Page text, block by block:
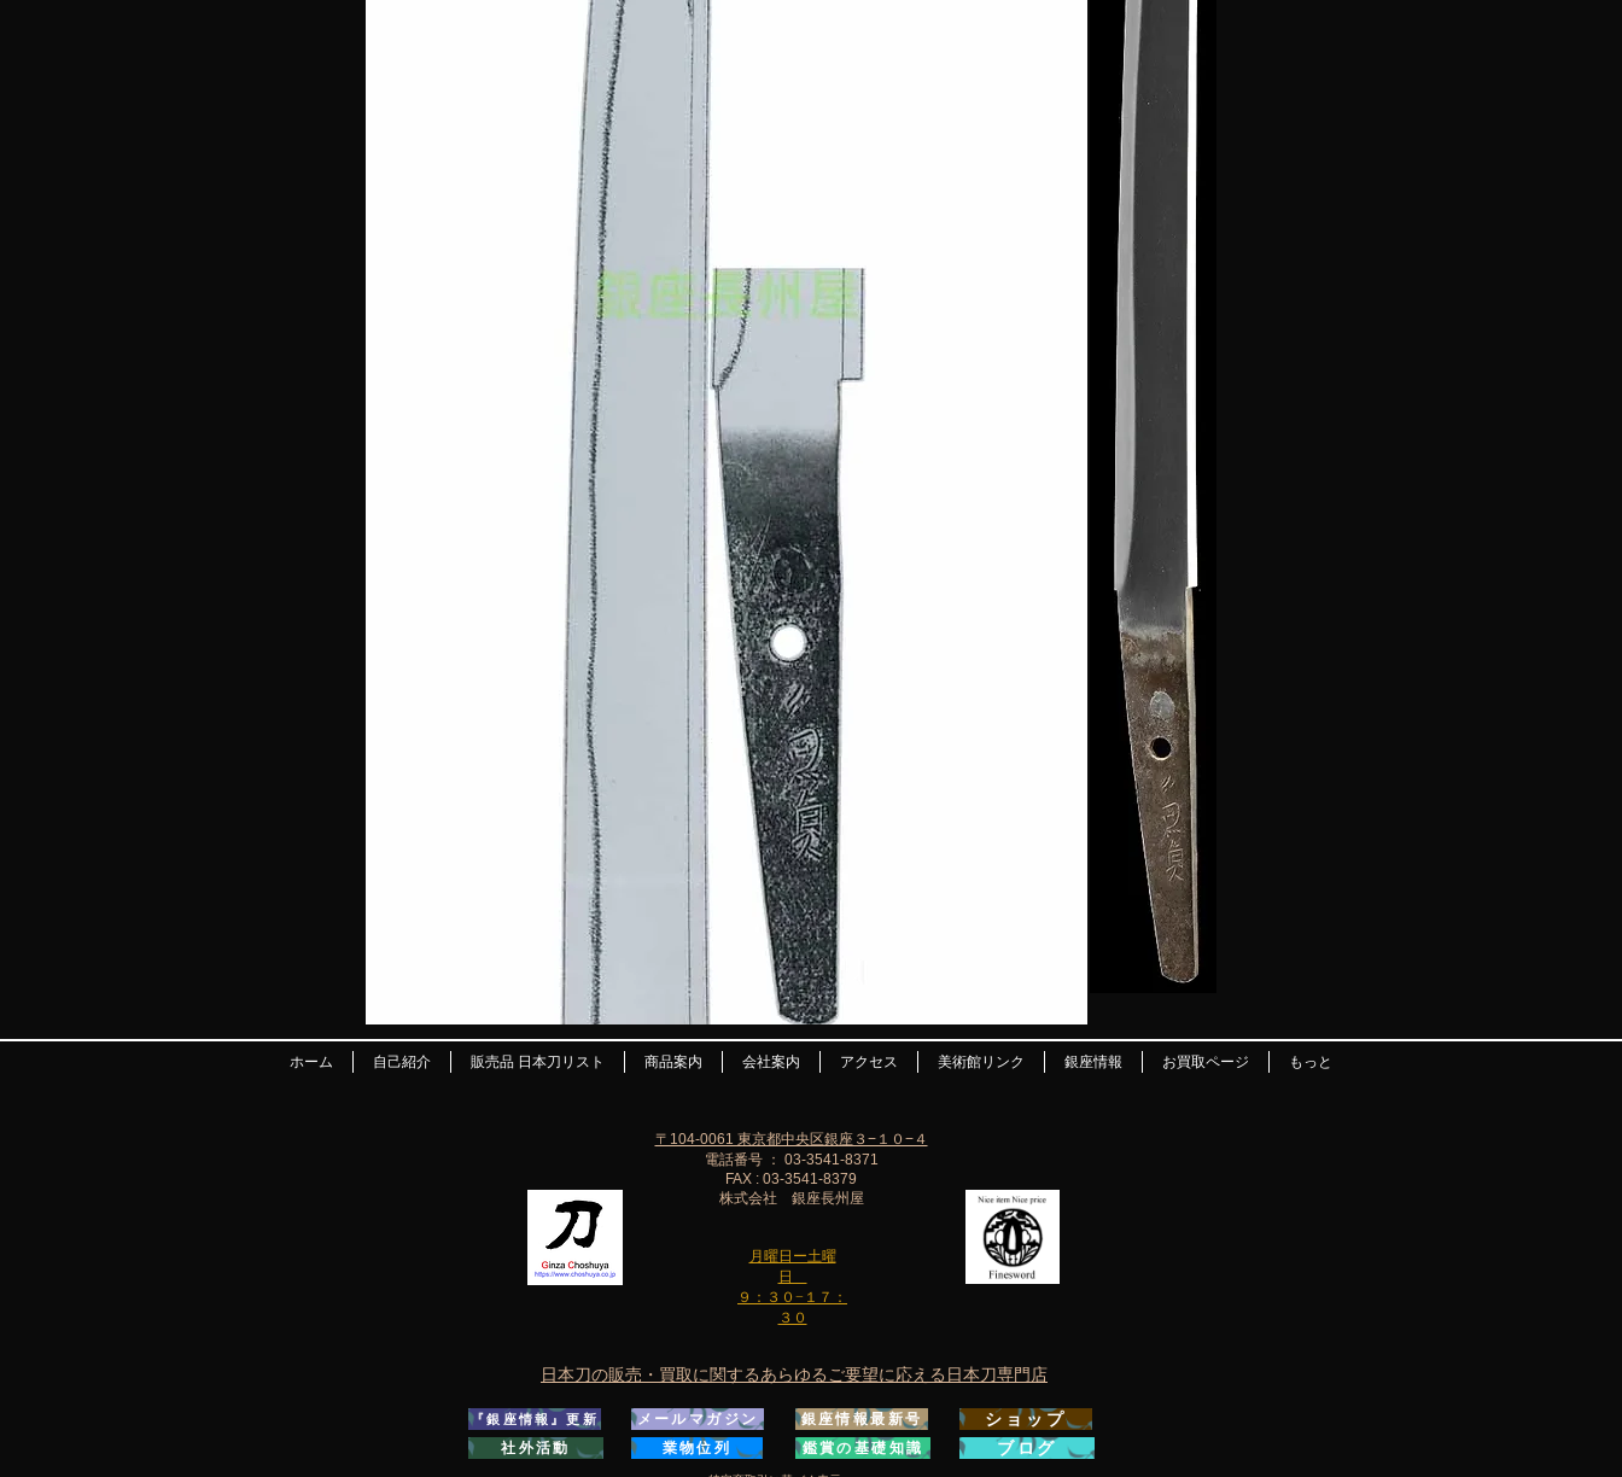
ホーム 自己紹介 販売品 日本刀リスト 商品案内 会社案内 アクセス 美術館リンク 銀座情報 お買取ページ もっと
月曜日ー土曜
日
９：３０−１７：
３０
〒104-0061 東京都中央区銀座３−１０−４
電話番号 ： 03-3541-8371
FAX : 03-3541-8379
株式会社 銀座長州屋
日本刀の販売・買取に関するあらゆるご要望に応える日本刀専門店
『銀座情報』更新
社外活動
メールマガジン
業物位列
銀座情報最新号
鑑賞の基礎知識
ショップ
ブログ